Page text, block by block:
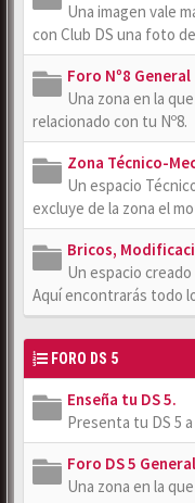
Una imagen vale
con Club DS una foto
Foro Nº8 General
Una zona en la
relacionado con tu Nº8.
Zona Técnico-
Un espacio
excluye de la zona el
Bricos,
Un espacio
Aquí encontrarás todo
FORO DS 5
Enseña tu DS 5.
Presenta tu DS 5
Foro DS 5
Una zona en la